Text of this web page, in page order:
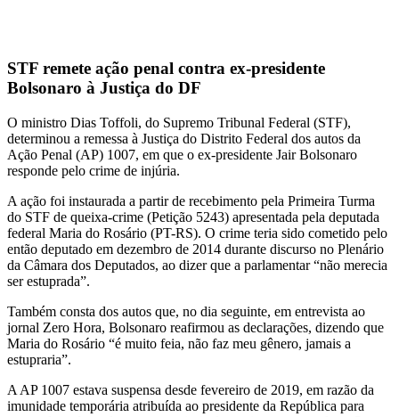
STF remete ação penal contra ex-presidente
Bolsonaro à Justiça do DF
O ministro Dias Toffoli, do Supremo Tribunal Federal (STF),
determinou a remessa à Justiça do Distrito Federal dos autos da
Ação Penal (AP) 1007, em que o ex-presidente Jair Bolsonaro
responde pelo crime de injúria.
A ação foi instaurada a partir de recebimento pela Primeira Turma
do STF de queixa-crime (Petição 5243) apresentada pela deputada
federal Maria do Rosário (PT-RS). O crime teria sido cometido pelo
então deputado em dezembro de 2014 durante discurso no Plenário
da Câmara dos Deputados, ao dizer que a parlamentar “não merecia
ser estuprada”.
Também consta dos autos que, no dia seguinte, em entrevista ao
jornal Zero Hora, Bolsonaro reafirmou as declarações, dizendo que
Maria do Rosário “é muito feia, não faz meu gênero, jamais a
estupraria”.
A AP 1007 estava suspensa desde fevereiro de 2019, em razão da
imunidade temporária atribuída ao presidente da República para